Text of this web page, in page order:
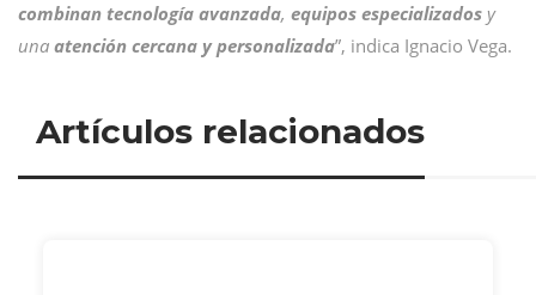
combinan tecnología avanzada, equipos especializados y
una atención cercana y personalizada”, indica Ignacio Vega.
Artículos relacionados